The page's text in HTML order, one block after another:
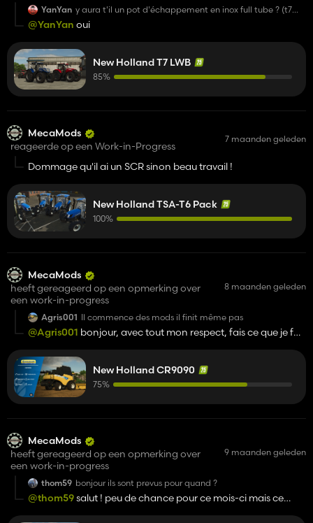
YanYan y aura t'il un pot d'échappement en inox full tube ? (t7
7000 et puma)
@YanYan oui
New Holland T7 LWB
85%
MecaMods
reageerde op een Work-in-Progress
7 maanden geleden
Dommage qu'il ai un SCR sinon beau travail !
New Holland TSA-T6 Pack
100%
MecaMods
heeft gereageerd op een opmerking over
een work-in-progress
8 maanden geleden
Agris001 Il commence des mods il finit même pas
@Agris001 bonjour, avec tout mon respect, fais ce que je fais
New Holland CR9090
75%
MecaMods
heeft gereageerd op een opmerking over
een work-in-progress
9 maanden geleden
thom59 bonjour ils sont prevus pour quand ?
@thom59salut ! peu de chance pour ce mois-ci mais ce